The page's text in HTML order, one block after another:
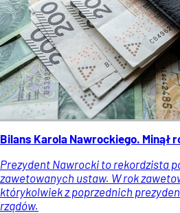
Bilans Karola Nawrockiego. Minął
Prezydent Nawrocki to rekordzista
zawetowanych ustaw. W rok
którykolwiek z poprzednich
rządów.